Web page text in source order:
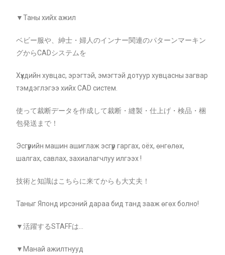
▼Таны хийх ажил
ベビー服や、紳士・婦人のインナー関連のパターンマーキン
グからCADシステムを
Хүүхдийн хувцас, эрэгтэй, эмэгтэй дотуур хувцасны загвар
тэмдэглэгээ хийх CAD систем.
使って裁断データを作成して裁断・縫製・仕上げ・検品・梱
包発送まで！
Эсгүүрийн машин ашиглаж эсгүүр гаргах, оёх, өнгөлөх,
шалгах, савлах, захиалагчлуу илгээх !
技術と知識はこちらに来てからも大丈夫！
Таныг Японд ирсэний дараа бид танд зааж өгөх болно!
▼活躍するSTAFFは…
▼Манай ажилтнууд